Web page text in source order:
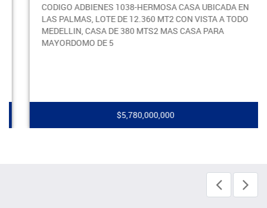
CODIGO ADBIENES 1038-HERMOSA CASA UBICADA EN
LAS PALMAS, LOTE DE 12.360 MT2 CON VISTA A TODO
MEDELLIN, CASA DE 380 MTS2 MAS CASA PARA
MAYORDOMO DE 5
$5,780,000,000